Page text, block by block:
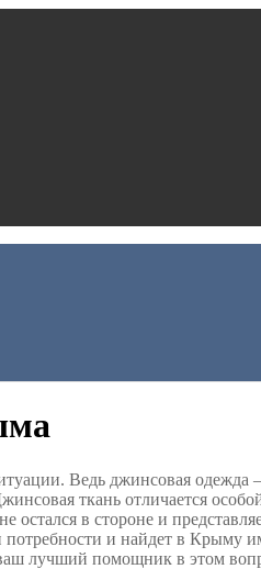
Ведь джинсовая одежда –
ткань отличается
в стороне и
и найдет в Крыму
лучший помощник в этом